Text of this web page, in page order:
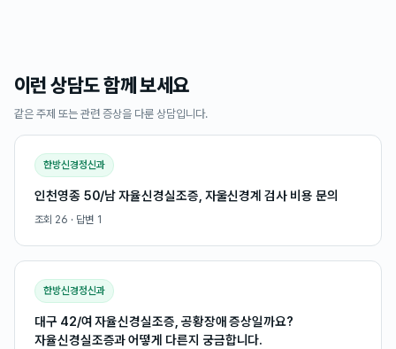
이런 상담도 함께 보세요
같은 주제 또는 관련 증상을 다룬 상담입니다.
한방신경정신과
인천영종 50/남 자율신경실조증, 자울신경계 검사 비용 문의
조회 26 · 답변 1
한방신경정신과
대구 42/여 자율신경실조증, 공황장애 증상일까요?
자율신경실조증과 어떻게 다른지 궁금합니다.